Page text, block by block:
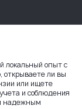
локальный опыт с
ли вы
или ищете
и соблюдения
надежным